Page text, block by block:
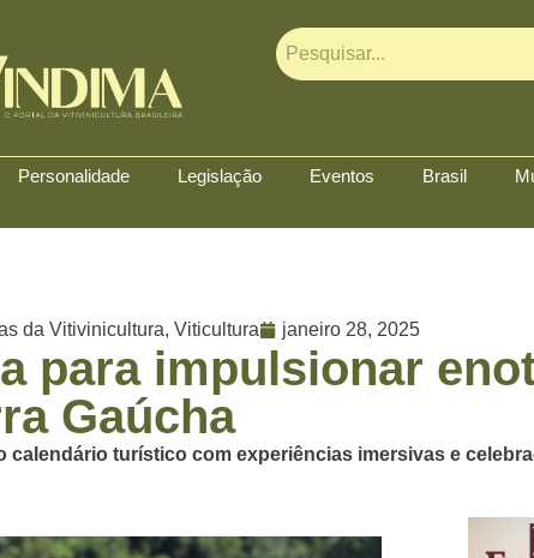
Personalidade Legislação Eventos Brasil
da Vitivinicultura, Viticultura janeiro 28, 2025
para impulsionar
Gaúcha
calendário turístico com experiências imersivas e